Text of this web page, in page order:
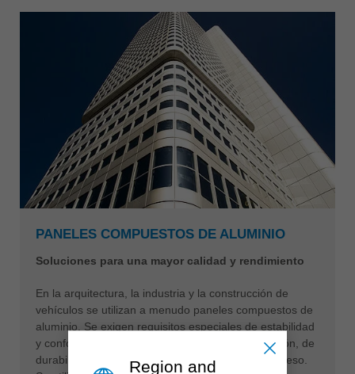
PANELES COMPUESTOS DE ALUMINIO
Soluciones para una mayor calidad y rendimiento
En la arquitectura, la industria y la construcción de
vehículos se utilizan a menudo paneles compuestos de
aluminio. Se exigen requisitos especiales de estabilidad
y conformabilidad de los elementos de construcción, de
durabilidad de las superficies y de reducción del peso.
Region and